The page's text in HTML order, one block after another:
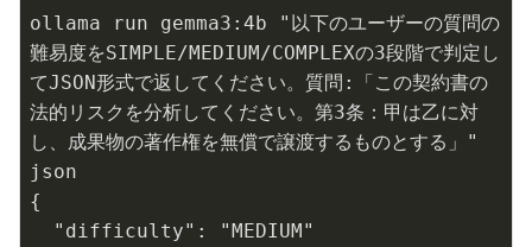
ollama run gemma3:4b "以下のユーザーの質問の
難易度をSIMPLE/MEDIUM/COMPLEXの3段階で判定し
てJSON形式で返してください。質問:「この契約書の
法的リスクを分析してください。第3条：甲は乙に対
し、成果物の著作権を無償で譲渡するものとする」"
json
{